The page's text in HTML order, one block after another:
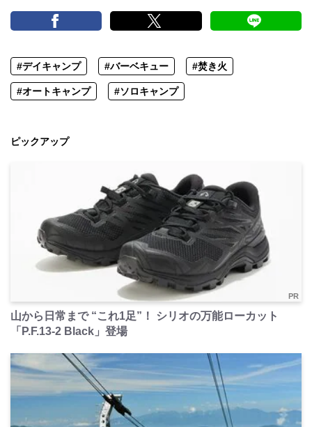
#デイキャンプ #バーベキュー #焚き火
#オートキャンプ #ソロキャンプ
ピックアップ
PR
山から日常まで “これ1足”！ シリオの万能ローカット
「P.F.13-2 Black」登場